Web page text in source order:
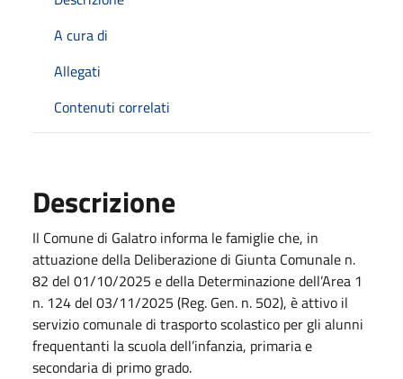
A cura di
Allegati
Contenuti correlati
Descrizione
Il Comune di Galatro informa le famiglie che, in
attuazione della Deliberazione di Giunta Comunale n.
82 del 01/10/2025 e della Determinazione dell’Area 1
n. 124 del 03/11/2025 (Reg. Gen. n. 502), è attivo il
servizio comunale di trasporto scolastico per gli alunni
frequentanti la scuola dell’infanzia, primaria e
secondaria di primo grado.